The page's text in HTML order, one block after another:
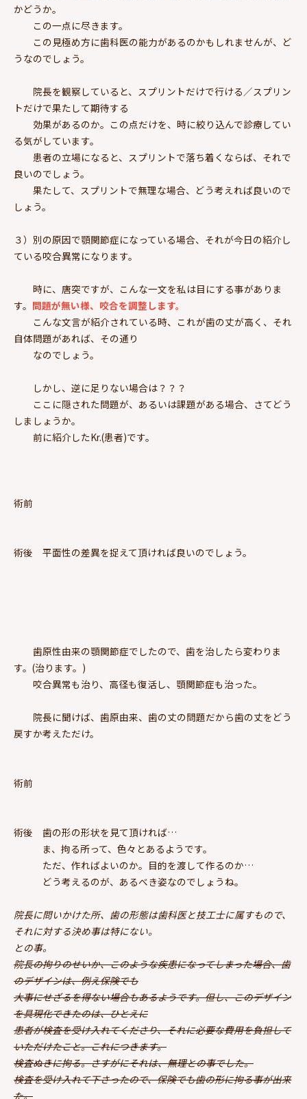
かどうか。
この一点に尽きます。
この見極め方に歯科医の能力があるのかもしれませんが、ど
うなのでしょう。
院長を観察していると、スプリントだけで行ける／スプリン
トだけで果たして期待する
効果があるのか。この点だけを、時に絞り込んで診療してい
る気がしています。
患者の立場になると、スプリントで落ち着くならば、それで
良いのでしょう。
果たして、スプリントで無理な場合、どう考えれば良いので
しょう。
３）別の原因で顎関節症になっている場合、それが今日の紹介し
ている咬合異常になります。
時に、唐突ですが、こんな一文を私は目にする事がありま
す。 問題が無い様、咬合を調整します。
こんな文言が紹介されている時、これが歯の丈が高く、それ
自体問題があれば、その通り
なのでしょう。
しかし、逆に足りない場合は？？？
ここに隠された問題が、あるいは課題がある場合、さてどう
しましょうか。
前に紹介したKr.(患者)です。
術前
術後 平面性の差異を捉えて頂ければ良いのでしょう。
歯原性由来の顎関節症でしたので、歯を治したら変わりま
す。(治ります。)
咬合異常も治り、高径も復活し、顎関節症も治った。
院長に聞けば、歯原由来、歯の丈の問題だから歯の丈をどう
戻すか考えただけ。
術前
術後 歯の形の形状を見て頂ければ…
ま、拘る所って、色々とあるようです。
ただ、作ればよいのか。目的を渡して作るのか…
どう考えるのが、あるべき姿なのでしょうね。
院長に問いかけた所、歯の形態は歯科医と技工士に属すもので、
それに対する決め事は特にない。
との事。
院長の拘りのせいか、このような疾患になってしまった場合、歯
のデザインは、例え保険でも
大事にせざるを得ない場合もあるようです。但し、このデザイン
を具現化できたのは、ひとえに
患者が検査を受け入れてくださり、それに必要な費用を負担して
いただけたこと。これにつきます。
検査ぬきに拘る。さすがにそれは、無理との事でした。
検査を受け入れて下さったので、保険でも歯の形に拘る事が出来
た。